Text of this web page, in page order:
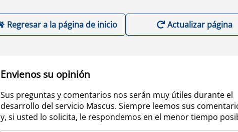
Regresar a la página de inicio Actualizar página
Envienos su opinión
Sus preguntas y comentarios nos serán muy útiles durante el
desarrollo del servicio Mascus. Siempre leemos sus
y, si usted lo solicita, le respondemos en el menor tiempo